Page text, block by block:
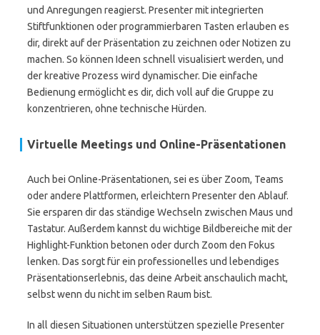
und Anregungen reagierst. Presenter mit integrierten
Stiftfunktionen oder programmierbaren Tasten erlauben es
dir, direkt auf der Präsentation zu zeichnen oder Notizen zu
machen. So können Ideen schnell visualisiert werden, und
der kreative Prozess wird dynamischer. Die einfache
Bedienung ermöglicht es dir, dich voll auf die Gruppe zu
konzentrieren, ohne technische Hürden.
Virtuelle Meetings und Online-Präsentationen
Auch bei Online-Präsentationen, sei es über Zoom, Teams
oder andere Plattformen, erleichtern Presenter den Ablauf.
Sie ersparen dir das ständige Wechseln zwischen Maus und
Tastatur. Außerdem kannst du wichtige Bildbereiche mit der
Highlight-Funktion betonen oder durch Zoom den Fokus
lenken. Das sorgt für ein professionelles und lebendiges
Präsentationserlebnis, das deine Arbeit anschaulich macht,
selbst wenn du nicht im selben Raum bist.
In all diesen Situationen unterstützen spezielle Presenter